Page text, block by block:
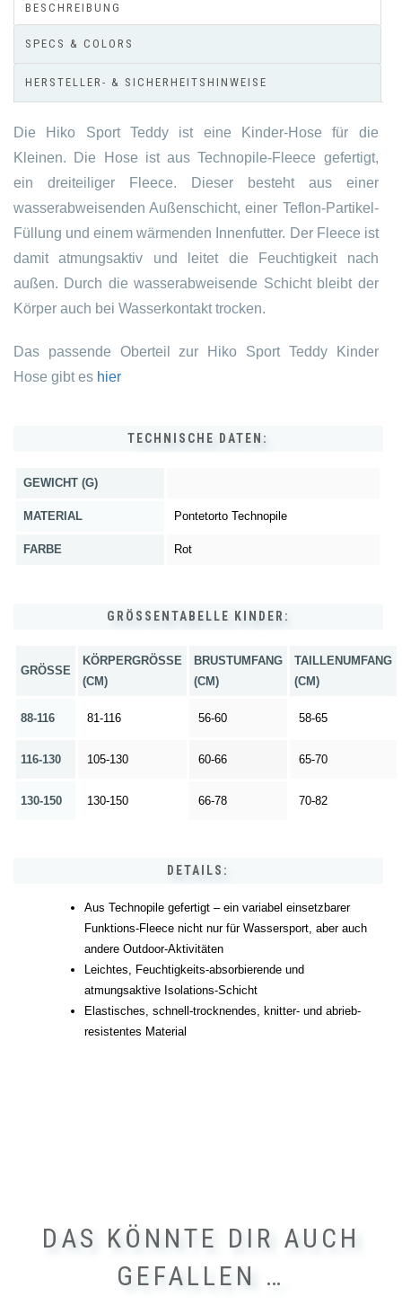
BESCHREIBUNG
SPECS & COLORS
HERSTELLER- & SICHERHEITSHINWEISE
Die Hiko Sport Teddy ist eine Kinder-Hose für die
Kleinen. Die Hose ist aus Technopile-Fleece gefertigt,
ein dreiteiliger Fleece. Dieser besteht aus einer
wasserabweisenden Außenschicht, einer Teflon-Partikel-
Füllung und einem wärmenden Innenfutter. Der Fleece ist
damit atmungsaktiv und leitet die Feuchtigkeit nach
außen. Durch die wasserabweisende Schicht bleibt der
Körper auch bei Wasserkontakt trocken.
Das passende Oberteil zur Hiko Sport Teddy Kinder
Hose gibt es hier
TECHNISCHE DATEN:
GEWICHT (G)
MATERIAL Pontetorto Technopile
FARBE Rot
GRÖSSENTABELLE KINDER:
GRÖSSE
KÖRPERGRÖSSE (
CM)
BRUSTUMFANG
(CM)
TAILLENUMFANG
(CM)
88-116 81-116 56-60 58-65
116-130 105-130 60-66 65-70
130-150 130-150 66-78 70-82
DETAILS:
Aus Technopile gefertigt – ein variabel einsetzbarer
Funktions-Fleece nicht nur für Wassersport, aber auch
andere Outdoor-Aktivitäten
Leichtes, Feuchtigkeits-absorbierende und
atmungsaktive Isolations-Schicht
Elastisches, schnell-trocknendes, knitter- und abrieb-
resistentes Material
DAS KÖNNTE DIR AUCH
GEFALLEN …